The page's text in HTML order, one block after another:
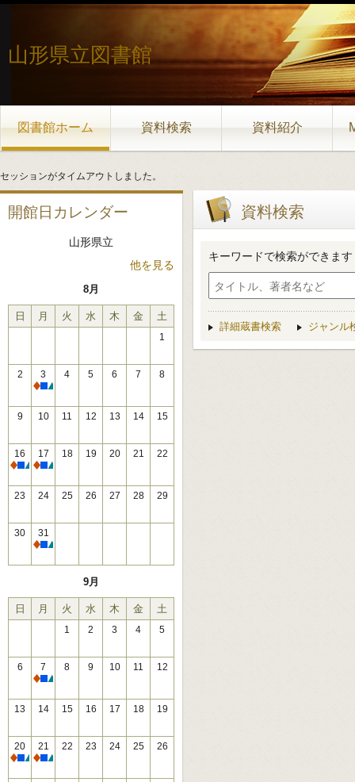
山形県立図書館
図書館ホーム 資料検索 資料紹介
セッションがタイムアウトしました。
開館日カレンダー
山形県立
他を見る
8月
日 月 火 水 木 金 土
1
2
3
休館
4 5 6 7 8
9 10 11 12 13 14 15
16
休館
17
休館
18 19 20 21 22
23 24 25 26 27 28 29
30
31
休館
9月
日 月 火 水 木 金 土
1 2 3 4 5
6
7
休館
8 9 10 11 12
13 14 15 16 17 18 19
20
休館
21
休館
22 23 24 25 26
資料検索
キーワードで検索ができます
詳細蔵書検索 ジャンル